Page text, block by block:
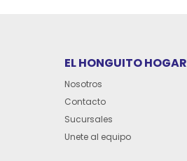
EL HONGUITO HOGAR
Nosotros
Contacto
Sucursales
Unete al equipo